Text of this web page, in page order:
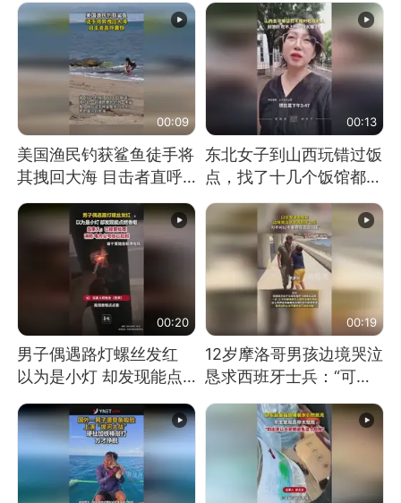
00:09
美国渔民钓获鲨鱼徒手将
其拽回大海 目击者直呼
震惊 （视频来源：参考
消息）
00:13
东北女子到山西玩错过饭
点，找了十几个饭馆都没
开门：午休到几点
00:20
男子偶遇路灯螺丝发红
以为是小灯 却发现能点
燃香烟 当事人：已报警
处理
00:19
12岁摩洛哥男孩边境哭泣
恳求西班牙士兵：“可不
可以不要把我遣返回国”